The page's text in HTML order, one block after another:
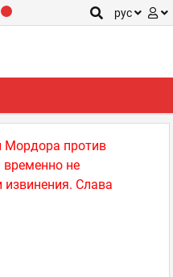
рус
Мордора против
не
извинения. Слава